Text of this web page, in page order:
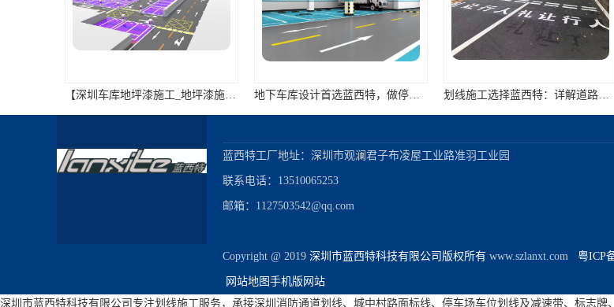
【深圳车库地坪漆施工_地坪漆施工队 可定制包工包料服务】 地下车库设计首选蓝西特，做停车场这块专业、高效、又美观 划线施工选择蓝西特：详解道路划线施工的步骤有哪些
深圳停车场营业许可证 沥青混凝土路面的优点是什么?缺点又是什么?
蓝西特工厂地址：深圳市观澜君子布凌屋工业路准羽工业园
联系电话：13510065253
邮箱：1127503542@qq.com
Copyright @ 2019 深圳市蓝西特科技有限公司版权所有 www.szlanxt.com
粤ICP
网站地图手机版网站
深圳市蓝西特科技有限公司专注划线施工服务，承接深圳消防通道划线、城中村路面标线、停车场车位划线及减速带、标志